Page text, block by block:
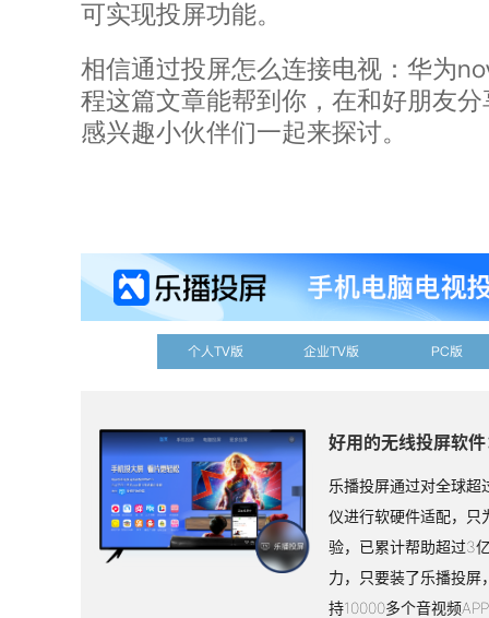
可实现投屏功能。
相信通过投屏怎么连接电视：华为
程这篇文章能帮到你，在和好朋友
感兴趣小伙伴们一起来探讨。
个人TV版 企业TV版 PC版
好用的无线投屏软
乐播投屏通过对全球超
仪进行软硬件适配，只
验，已累计帮助超过3
力，只要装了乐播投屏
持10000多个音视频